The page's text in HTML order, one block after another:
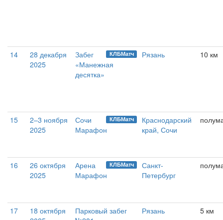
14
28 декабря
2025
КЛБМатч
Забег
«Манежная
десятка»
Рязань 10 км
15
2–3 ноября
2025
КЛБМатч
Сочи
Марафон
Краснодарский
край, Сочи
16
26 октября
2025
КЛБМатч
Арена
Марафон
Санкт-
Петербург
17
18 октября
Парковый забег
Рязань 5 км